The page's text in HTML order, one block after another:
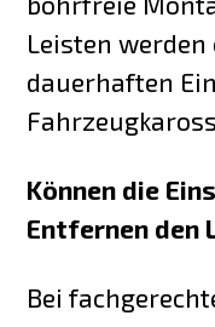
Leisten
dauerhaften
Können die
Entfernen den
Bei